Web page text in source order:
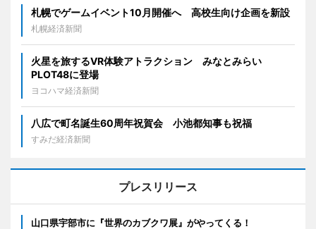
札幌でゲームイベント10月開催へ 高校生向け企画を新設
札幌経済新聞
火星を旅するVR体験アトラクション みなとみらい
PLOT48に登場
ヨコハマ経済新聞
八広で町名誕生60周年祝賀会 小池都知事も祝福
すみだ経済新聞
プレスリリース
山口県宇部市に『世界のカブクワ展』がやってくる！